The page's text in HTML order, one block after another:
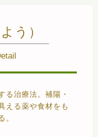
う）
る治療法。補陽・
える薬や食材をも
。